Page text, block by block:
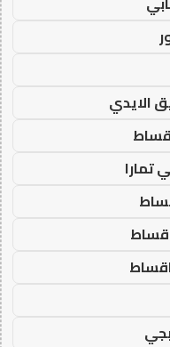
الايدي
تمارا